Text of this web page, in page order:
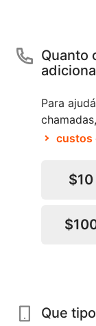
Quanto
Para
custos
$10
Que